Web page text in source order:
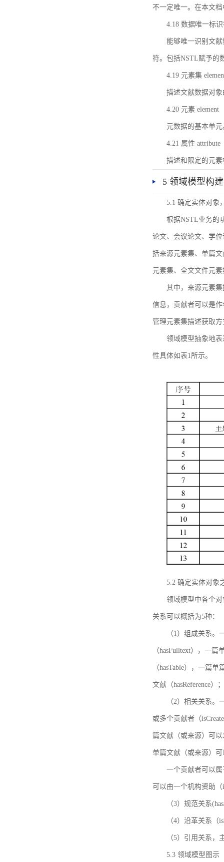
不一定唯一。在本文
4.18 数据唯一标
能够唯一识别文
符。包括NSTL赋予的
4.19 元素集
描述文献数据对
4.20 元素 element
元数据的基本单元
4.21 属性 attribute
描述和限定的元
5 领域模型构建
5.1 确定实体对象
根据NSTL业务的
论文、会议论文、学
括来源元素集、单篇
元素集、全文文件元
其中，来源元素
信息，贡献者可以是
管理元素集描述获取
领域模型抽象地
性具体如表1所示。
5.2 确定实体对象
领域模型中各个
关系可以概括为5种：
（1）组成关系
（hasFulltext），一
（hasTable），一篇
文献（hasReference）；
（2）相关关系
或多个贡献者（
篇文献（或来源）可
单篇文献（或来源）可
一个贡献者可以
可以由一个机构资助（
（3）规范关系
（4）沿革关系
（5）引用关系，
5.3 领域模型图示